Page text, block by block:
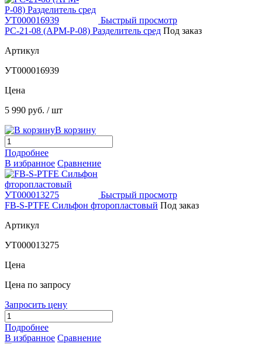
Быстрый просмотр
РС-21-08 (АРМ-Р-08) Разделитель сред Под заказ
Артикул
УТ000016939
Цена
5 990 руб. / шт
В корзину
Подробнее
В избранное Сравнение
Быстрый просмотр
FB-S-PTFE Сильфон фторопластовый Под заказ
Артикул
УТ000013275
Цена
Цена по запросу
Запросить цену
Подробнее
В избранное Сравнение